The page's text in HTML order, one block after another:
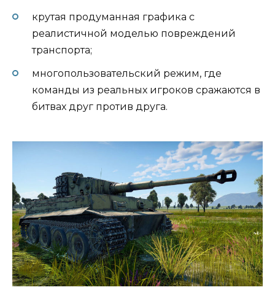
крутая продуманная графика с
реалистичной моделью повреждений
транспорта;
многопользовательский режим, где
команды из реальных игроков сражаются в
битвах друг против друга.